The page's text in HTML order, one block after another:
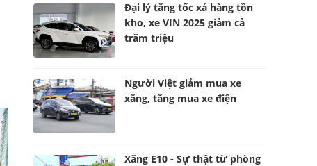
Đại lý tăng tốc xả hàng tồn
kho, xe VIN 2025 giảm cả
trăm triệu
Người Việt giảm mua xe
xăng, tăng mua xe điện
Xăng E10 - Sự thật từ phòng